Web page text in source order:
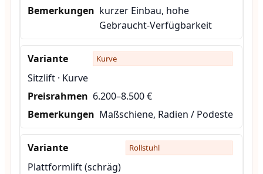
kurzer Einbau, hohe
Gebraucht-Verfügbarkeit
Kurve
Sitzlift · Kurve
6.200–8.500 €
Maßschiene, Radien / Podeste
Rollstuhl
Plattformlift (schräg)